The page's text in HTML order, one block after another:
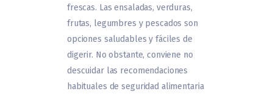
frescas. Las ensaladas, verduras,
frutas, legumbres y pescados son
opciones saludables y fáciles de
digerir. No obstante, conviene no
descuidar las recomendaciones
habituales de seguridad alimentaria